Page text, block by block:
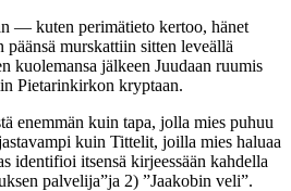
— kuten perimätieto kertoo, hänet
murskattiin sitten leveällä
kuolemansa jälkeen Juudaan ruumis
Pietarinkirkon kryptaan.
enemmän kuin tapa, jolla mies puhuu
kuin Tittelit, joilla mies haluaa
identifioi itsensä kirjeessään kahdella
palvelija”ja 2) ”Jaakobin veli”.